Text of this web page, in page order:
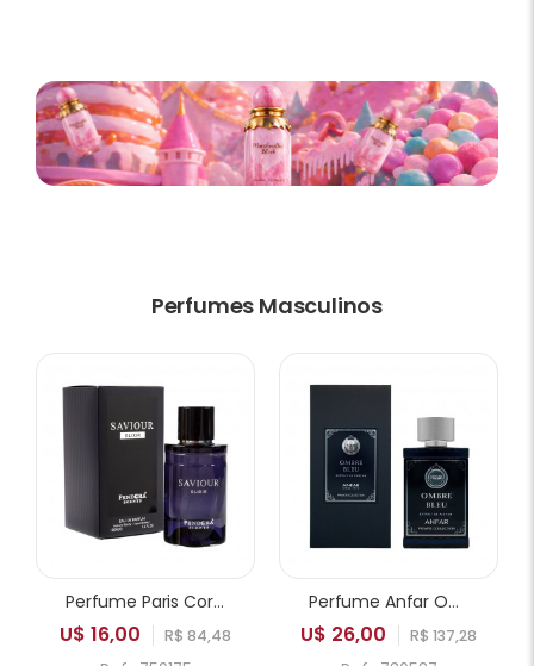
Perfumes Masculinos
Perfume Paris Corner Pendora Saviour Elixir EDP Masculino 100ml
U$ 16,00 R$ 84,48
Perfume Anfar Ombre Bleu Extrait de Parfum Masculino 50ml
U$ 26,00 R$ 137,28